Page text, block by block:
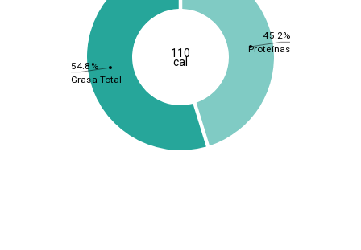
45.2%
54.8%
Proteínas
Grasa Total
110
cal